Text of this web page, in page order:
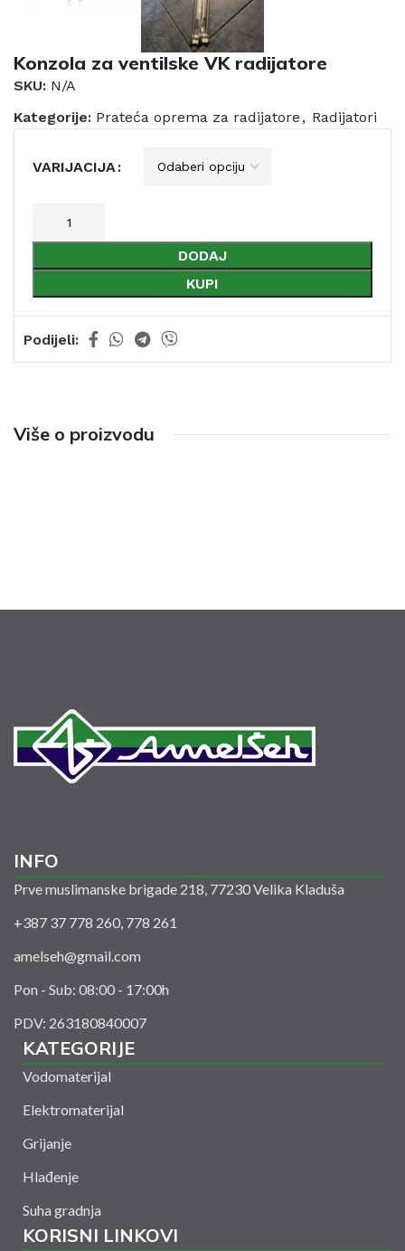
Konzola za ventilske VK radijatore
SKU: N/A
Kategorije: Prateća oprema za radijatore , Radijatori
VARIJACIJA
DODAJ
KUPI
Podijeli:
Više o proizvodu
INFO
Prve muslimanske brigade 218, 77230 Velika Kladuša
+387 37 778 260, 778 261
amelseh@gmail.com
Pon - Sub: 08:00 - 17:00h
PDV: 263180840007
KATEGORIJE
Vodomaterijal
Elektromaterijal
Grijanje
Hlađenje
Suha gradnja
KORISNI LINKOVI